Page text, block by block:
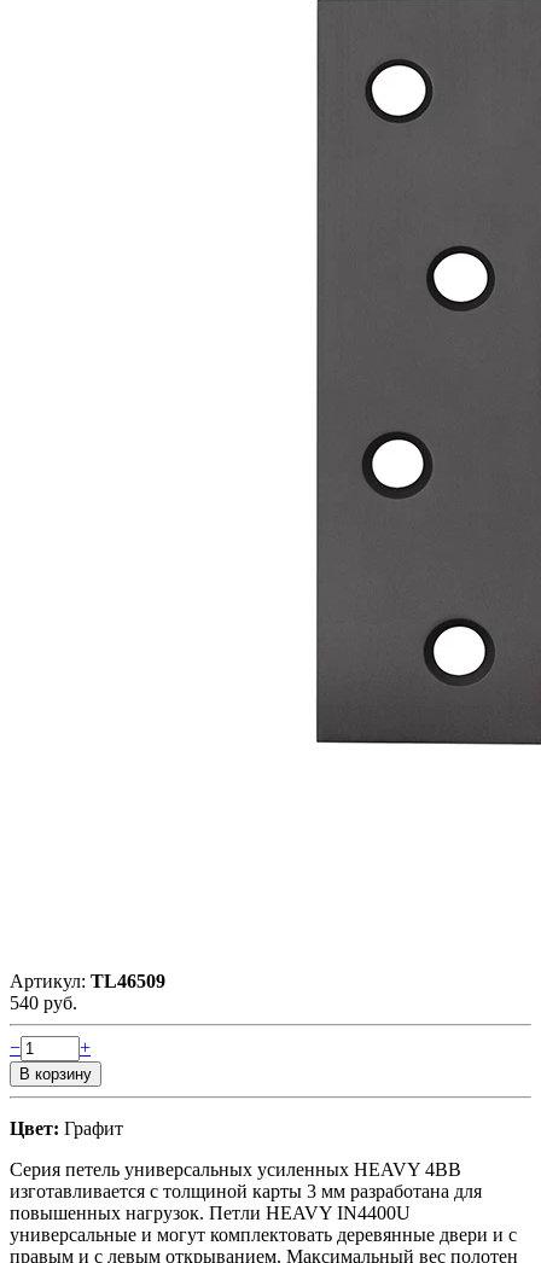
Артикул: TL46509
540 руб.
− +
Цвет: Графит
Серия петель универсальных усиленных HEAVY 4BB
изготавливается с толщиной карты 3 мм разработана для
повышенных нагрузок. Петли HEAVY IN4400U
универсальные и могут комплектовать деревянные двери и с
правым и с левым открыванием. Максимальный вес полотен